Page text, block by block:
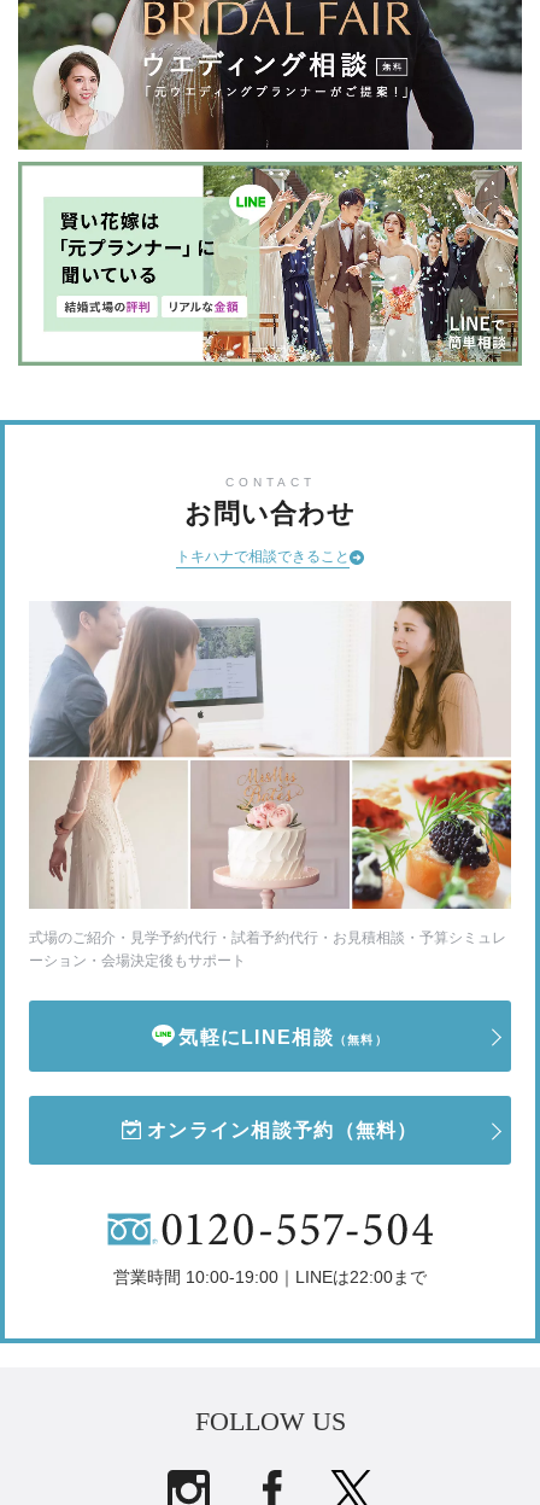
CONTACT
お問い合わせ
トキハナで相談できること
式場のご紹介・見学予約代行・試着予約代行・お見積相談・予算シミュレ
ーション・会場決定後もサポート
気軽にLINE相談 （無料）
オンライン相談予約 （無料）
営業時間 10:00-19:00｜LINEは22:00まで
FOLLOW US